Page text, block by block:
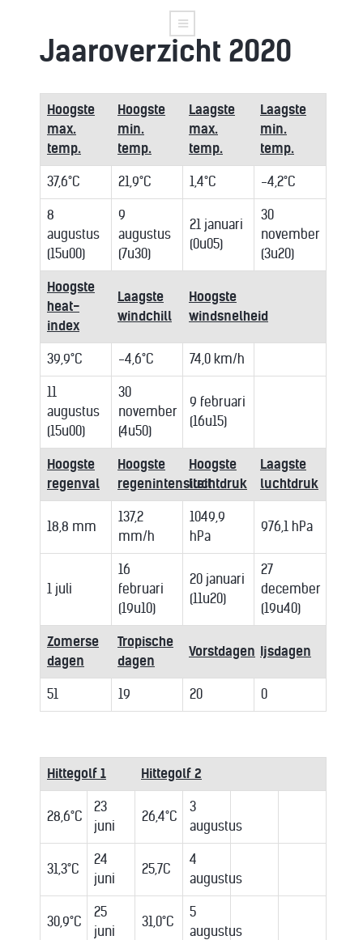
Jaaroverzicht 2020
Hoogste
max.
temp.
Hoogste
min.
temp.
Laagste
max.
temp.
Laagste
min.
temp.
37,6°C 21,9°C 1,4°C -4,2°C
8
augustus
(15u00)
9
augustus
(7u30)
21 januari
(0u05)
30
november
(3u20)
Hoogste
heat-
index
Laagste
windchill
Hoogste
windsnelheid
39,9°C -4,6°C 74,0 km/h
11
augustus
(15u00)
30
november
(4u50)
9 februari
(16u15)
Hoogste
regenval
Hoogste
regenintensiteit
Hoogste
luchtdruk
Laagste
luchtdruk
18,8 mm
137,2
mm/h
1049,9
hPa
976,1 hPa
1 juli
16
februari
(19u10)
20 januari
(11u20)
27
december
(19u40)
Zomerse
dagen
Tropische
dagen
Vorstdagen Ijsdagen
51 19 20 0
Hittegolf 1 Hittegolf 2
28,6°C
23
juni
26,4°C
3
augustus
31,3°C
24
juni
25,7C
4
augustus
30,9°C
25
juni
31,0°C
5
augustus